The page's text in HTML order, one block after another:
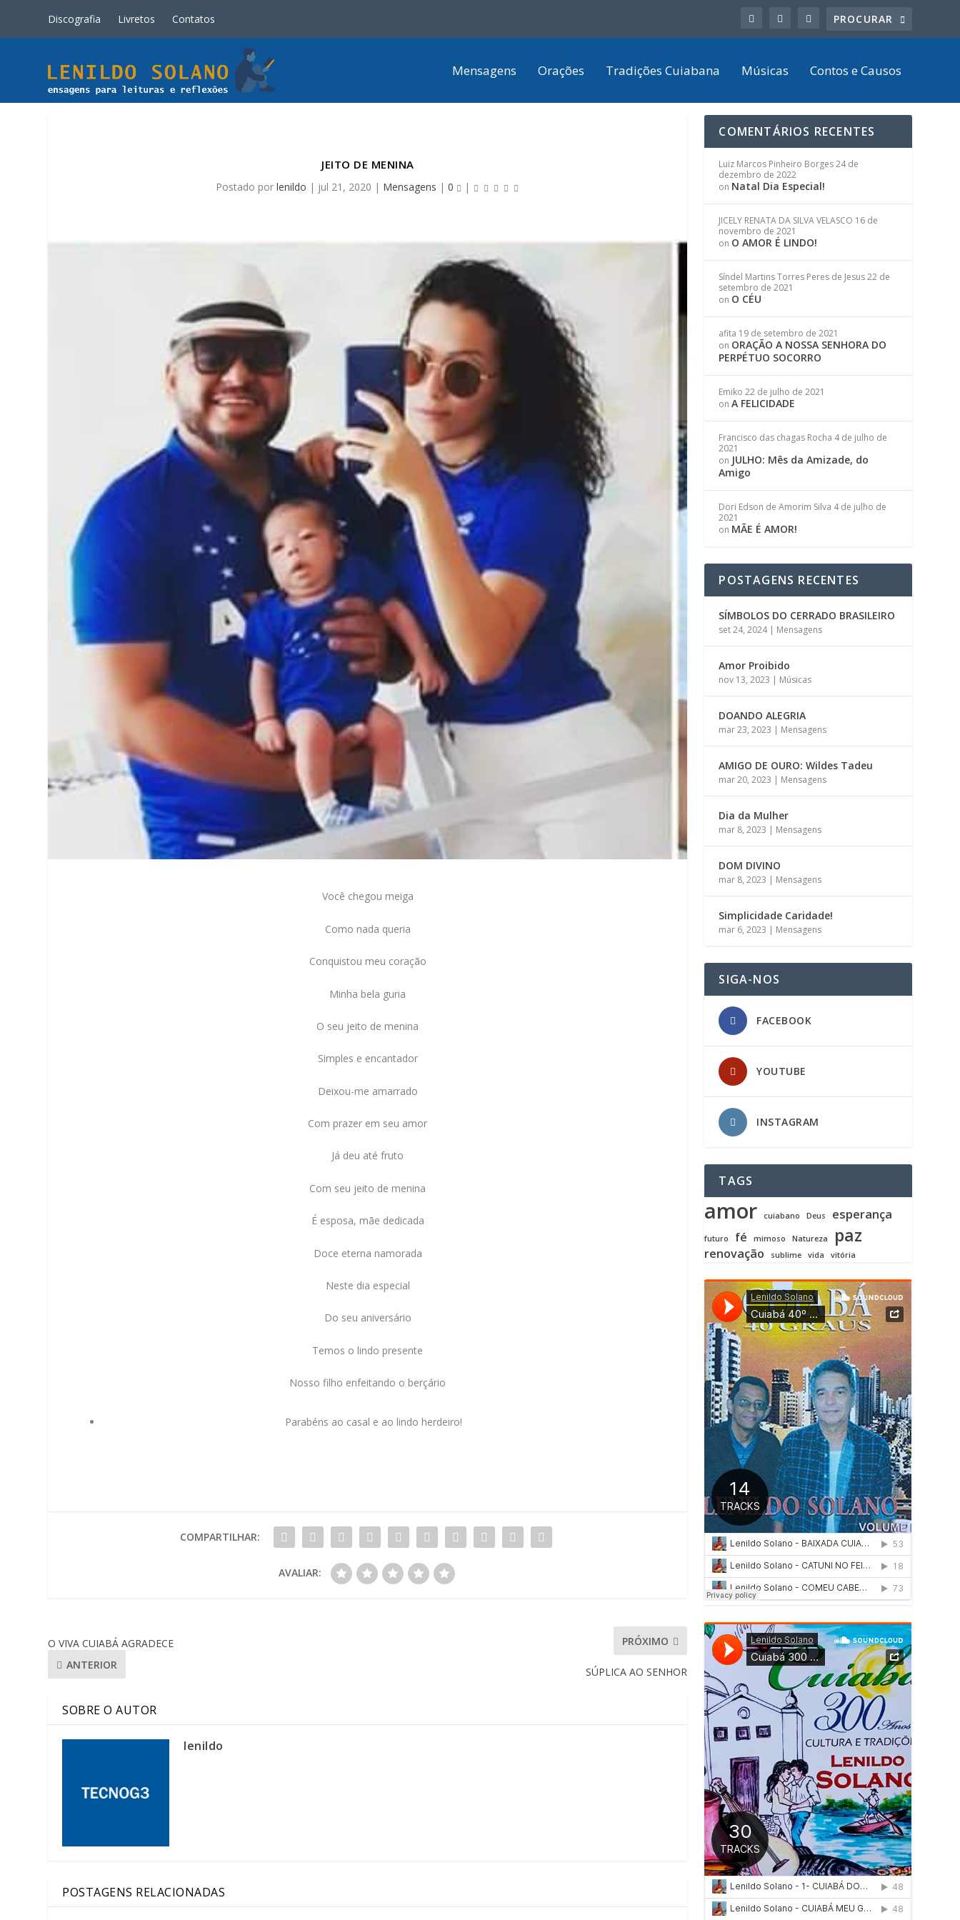
Discografia Livretos Contatos
Mensagens Orações Tradições Cuiabana Músicas Contos e Causos
JEITO DE MENINA
Postado por lenildo | jul 21, 2020 | Mensagens | 0 |
Você chegou meiga
Como nada queria
Conquistou meu coração
Minha bela guria
O seu jeito de menina
Simples e encantador
Deixou-me amarrado
Com prazer em seu amor
Já deu até fruto
Com seu jeito de menina
É esposa, mãe dedicada
Doce eterna namorada
Neste dia especial
Do seu aniversário
Temos o lindo presente
Nosso filho enfeitando o berçário
Parabéns ao casal e ao lindo herdeiro!
COMPARTILHAR:
AVALIAR:
O VIVA CUIABÁ AGRADECE
ANTERIOR
PRÓXIMO
SÚPLICA AO SENHOR
SOBRE O AUTOR
lenildo
POSTAGENS RELACIONADAS
COMENTÁRIOS RECENTES
Luiz Marcos Pinheiro Borges24 de
dezembro de 2022
on Natal Dia Especial!
JICELY RENATA DA SILVA VELASCO 16 de
novembro de 2021
on O AMOR É LINDO!
Síndel Martins Torres Peres de Jesus22 de
setembro de 2021
on O CÉU
afita 19 de setembro de 2021
on ORAÇÃO A NOSSA SENHORA DO
PERPÉTUO SOCORRO
Emiko 22 de julho de 2021
onA FELICIDADE
Francisco das chagas Rocha 4 de julho de
2021
on JULHO: Mês da Amizade, do
Amigo
Dori Edson de Amorim Silva 4 de julho de
2021
on MÃE É AMOR!
POSTAGENS RECENTES
SÍMBOLOS DO CERRADO BRASILEIRO
set 24, 2024| Mensagens
Amor Proibido
nov 13, 2023 | Músicas
DOANDO ALEGRIA
mar 23, 2023 | Mensagens
AMIGO DE OURO: Wildes Tadeu
mar 20, 2023 | Mensagens
Dia da Mulher
mar 8, 2023 | Mensagens
DOM DIVINO
mar 8, 2023 | Mensagens
Simplicidade Caridade!
mar 6, 2023 | Mensagens
SIGA-NOS
FACEBOOK
YOUTUBE
INSTAGRAM
TAGS
amor cuiabano Deus esperança
futuro fé mimoso Natureza paz
renovação sublime vida vitória